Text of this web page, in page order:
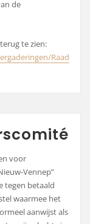
de
te zien:
voor
Vennep”
tegen betaald
waarmee het
aanwijst als